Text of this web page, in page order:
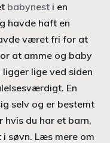
babynest i en
havde haft en
været fri for at
at amme og baby
lige ved siden
En
selv og er bestemt
du har et barn,
søvn. Læs mere om